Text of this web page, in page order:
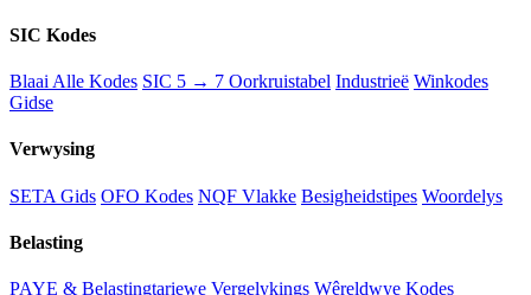
SIC Kodes
Blaai Alle Kodes SIC 5 → 7 Oorkruistabel Industrieë Winkodes
Gidse
Verwysing
SETA Gids OFO Kodes NQF Vlakke Besigheidstipes Woordelys
Belasting
PAYE & Belastingtariewe Vergelykings Wêreldwye Kodes